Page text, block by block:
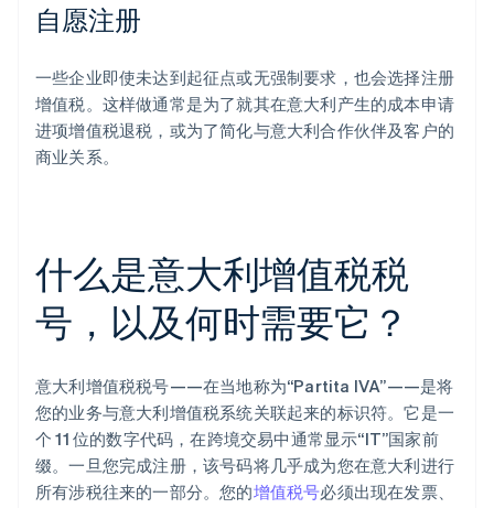
自愿注册
一些企业即使未达到起征点或无强制要求，也会选择注册
增值税。这样做通常是为了就其在意大利产生的成本申请
进项增值税退税，或为了简化与意大利合作伙伴及客户的
商业关系。
什么是意大利增值税税
号，以及何时需要它？
意大利增值税税号——在当地称为“Partita IVA”——是将
您的业务与意大利增值税系统关联起来的标识符。它是一
个 11 位的数字代码，在跨境交易中通常显示“IT”国家前
缀。一旦您完成注册，该号码将几乎成为您在意大利进行
所有涉税往来的一部分。您的增值税号必须出现在发票、